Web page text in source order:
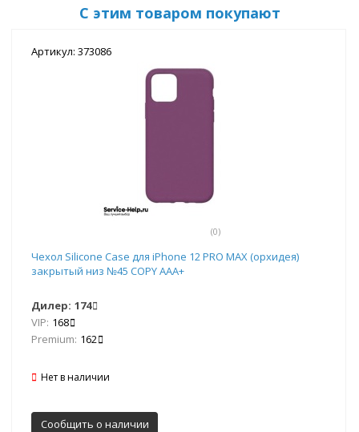
С этим товаром покупают
Артикул: 373086
(0)
Чехол Silicone Case для iPhone 12 PRO MAX (орхидея)
закрытый низ №45 COPY AAA+
Дилер: 174
VIP: 168
Premium: 162
Нет в наличии
Сообщить о наличии